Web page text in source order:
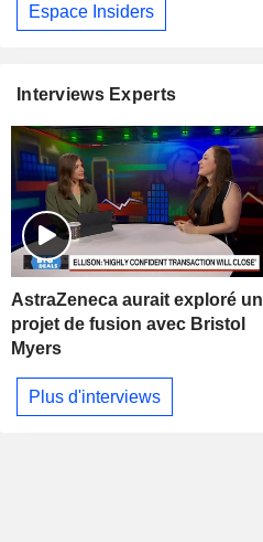
Espace Insiders
Interviews Experts
AstraZeneca aurait exploré un
projet de fusion avec Bristol
Myers
Plus d'interviews